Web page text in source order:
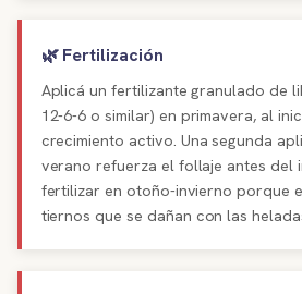
🌿 Fertilización
Aplicá un fertilizante granulado de
12-6-6 o similar) en primavera, al
crecimiento activo. Una segunda
verano refuerza el follaje antes del
fertilizar en otoño-invierno porque
tiernos que se dañan con las